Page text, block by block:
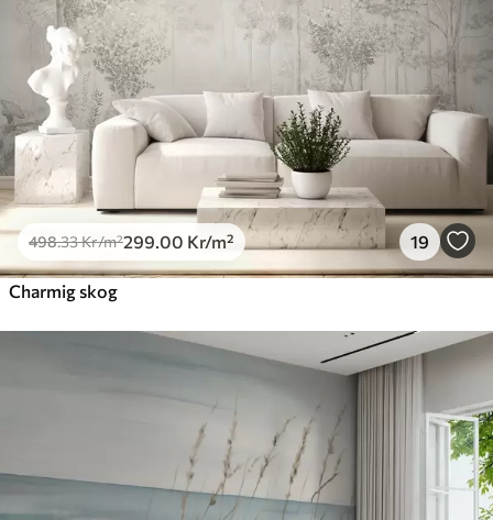
498.33Kr/m²299 .00 Kr/m² 19
Charmig skog